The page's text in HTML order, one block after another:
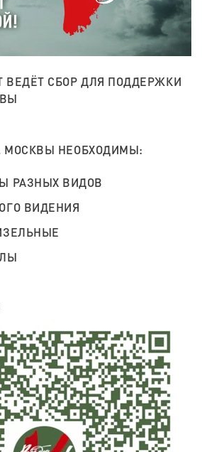
ВЕДЁТ СБОР ДЛЯ ПОДДЕРЖКИ
МОСКВЫ НЕОБХОДИМЫ:
РАЗНЫХ ВИДОВ
ВИДЕНИЯ